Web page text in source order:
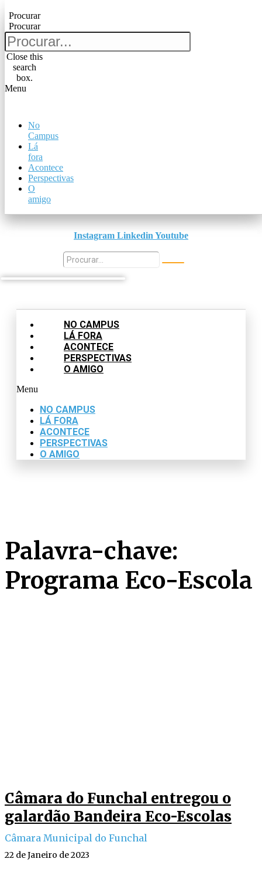
Procurar
Procurar
Close this
search
box.
Menu
No
Campus
Lá
fora
Acontece
Perspectivas
O
amigo
Procurar
Procurar
Close this
search
box.
No
Campus
Lá
fora
Acontece
Perspectivas
O
amigo
Instagram Linkedin Youtube
NO CAMPUS
LÁ FORA
ACONTECE
PERSPECTIVAS
O AMIGO
Menu
NO CAMPUS
LÁ FORA
ACONTECE
PERSPECTIVAS
O AMIGO
Palavra-chave:
Programa Eco-Escola
Câmara do Funchal entregou o
galardão Bandeira Eco-Escolas
Câmara Municipal do Funchal
22 de Janeiro de 2023